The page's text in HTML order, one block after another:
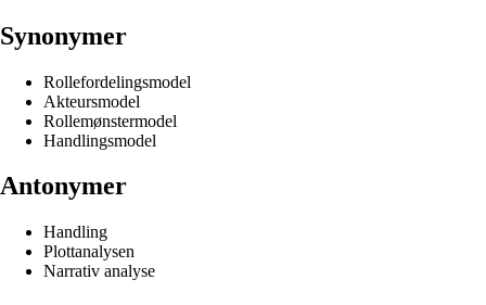
Synonymer
Rollefordelingsmodel
Akteursmodel
Rollemønstermodel
Handlingsmodel
Antonymer
Handling
Plottanalysen
Narrativ analyse